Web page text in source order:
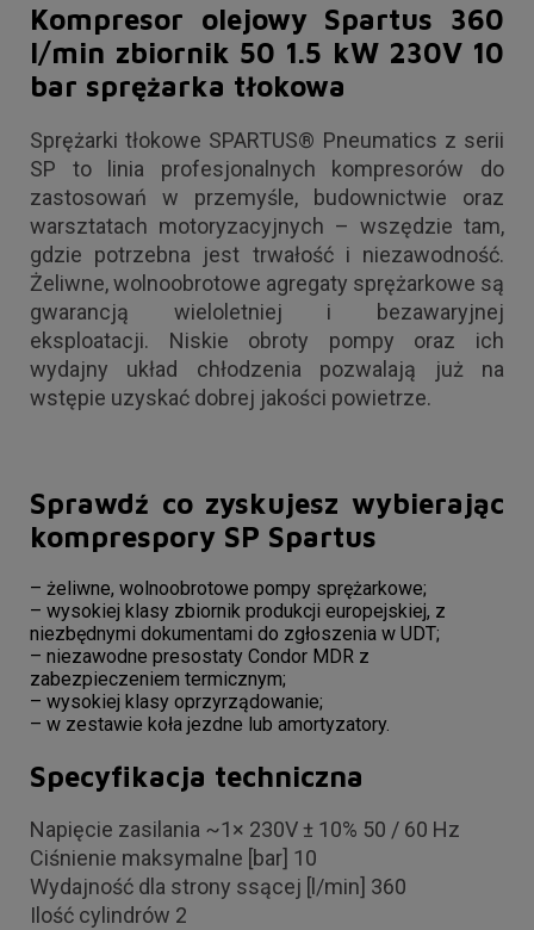
Kompresor olejowy Spartus 360
l/min zbiornik 50 1.5 kW 230V 10
bar sprężarka tłokowa
Sprężarki tłokowe SPARTUS® Pneumatics z serii
SP to linia profesjonalnych kompresorów do
zastosowań w przemyśle, budownictwie oraz
warsztatach motoryzacyjnych – wszędzie tam,
gdzie potrzebna jest trwałość i niezawodność.
Żeliwne, wolnoobrotowe agregaty sprężarkowe są
gwarancją wieloletniej i bezawaryjnej
eksploatacji. Niskie obroty pompy oraz ich
wydajny układ chłodzenia pozwalają już na
wstępie uzyskać dobrej jakości powietrze.
Sprawdź co zyskujesz wybierając
komprespory SP Spartus
– żeliwne, wolnoobrotowe pompy sprężarkowe;
– wysokiej klasy zbiornik produkcji europejskiej, z
niezbędnymi dokumentami do zgłoszenia w UDT;
– niezawodne presostaty Condor MDR z
zabezpieczeniem termicznym;
– wysokiej klasy oprzyrządowanie;
– w zestawie koła jezdne lub amortyzatory.
Specyfikacja techniczna
Napięcie zasilania ~1× 230V ± 10% 50 / 60 Hz
Ciśnienie maksymalne [bar] 10
Wydajność dla strony ssącej [l/min] 360
Ilość cylindrów 2